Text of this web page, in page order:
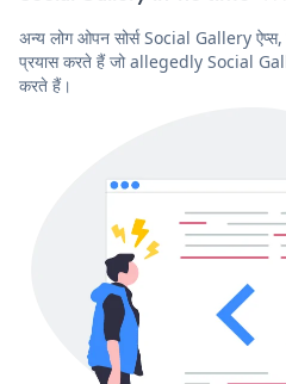
अन्य लोग ओपन सोर्स Social Gallery
प्रयास करते हैं जो allegedly Social
करते हैं।